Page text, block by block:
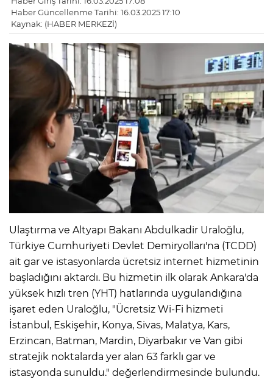
Haber Güncellenme Tarihi: 16.03.2025 17:10
Kaynak: (HABER MERKEZİ)
Ulaştırma ve Altyapı Bakanı Abdulkadir Uraloğlu,
Türkiye Cumhuriyeti Devlet Demiryolları'na (TCDD)
ait gar ve istasyonlarda ücretsiz internet hizmetinin
başladığını aktardı. Bu hizmetin ilk olarak Ankara'da
yüksek hızlı tren (YHT) hatlarında uygulandığına
işaret eden Uraloğlu, "Ücretsiz Wi-Fi hizmeti
İstanbul, Eskişehir, Konya, Sivas, Malatya, Kars,
Erzincan, Batman, Mardin, Diyarbakır ve Van gibi
stratejik noktalarda yer alan 63 farklı gar ve
istasyonda sunuldu." değerlendirmesinde bulundu.